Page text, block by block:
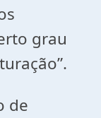
grau
de